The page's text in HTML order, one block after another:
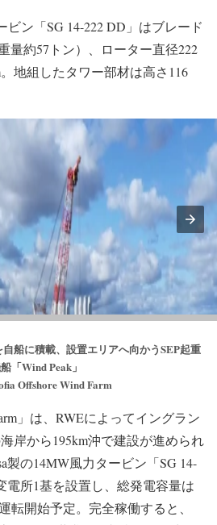
ン「SG 14-222 DD」はブレード
量約57トン）、ローター直径222
地組したタワー部材は高さ116
船に積載、設置エリアへ向かうSEP起重
「Wind Peak」
Offshore Wind Farm
」は、RWEによってイングラン
岸から195km沖で建設が進められ
製の14MW風力タービン「SG 14-
電所1基を設置し、総発電容量は
転開始予定。完全稼働すると、